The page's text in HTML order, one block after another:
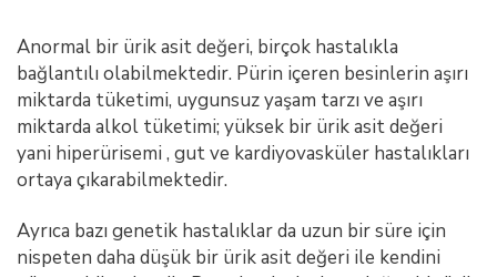
Anormal bir ürik asit değeri, birçok hastalıkla
bağlantılı olabilmektedir. Pürin içeren besinlerin aşırı
miktarda tüketimi, uygunsuz yaşam tarzı ve aşırı
miktarda alkol tüketimi; yüksek bir ürik asit değeri
yani hiperürisemi , gut ve kardiyovasküler hastalıkları
ortaya çıkarabilmektedir.
Ayrıca bazı genetik hastalıklar da uzun bir süre için
nispeten daha düşük bir ürik asit değeri ile kendini